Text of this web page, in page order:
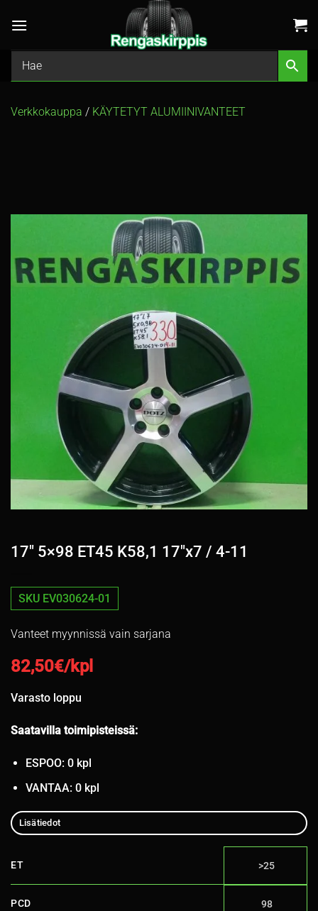
Verkkokauppa / KÄYTETYT ALUMIINIVANTEET
17″ 5×98 ET45 K58,1 17″x7 / 4-11
SKU EV030624-01
Vanteet myynnissä vain sarjana
82,50€/kpl
Varasto loppu
Saatavilla toimipisteissä:
ESPOO: 0 kpl
VANTAA: 0 kpl
Lisätiedot
ET >25
PCD 98